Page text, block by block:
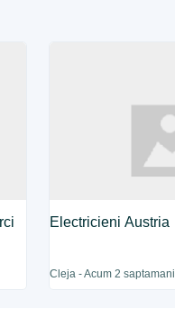
Electricieni Austria
Cleja - Acum 2 saptamani